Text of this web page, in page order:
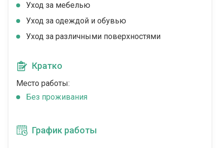
Уход за мебелью
Уход за одеждой и обувью
Уход за различными поверхностями
Кратко
Место работы:
Без проживания
График работы